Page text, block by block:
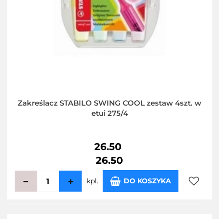
Zakreślacz STABILO SWING COOL zestaw 4szt. w
etui 275/4
26.50
26.50
kpl. DO KOSZYKA